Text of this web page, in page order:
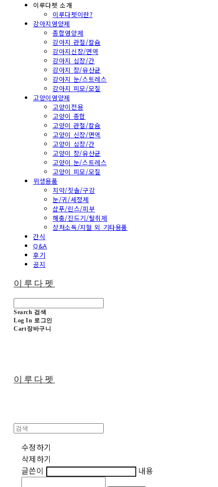
이루다펫 소개
이루다펫이란?
강아지영양제
종합영양제
강아지 관절/칼슘
강아지신장/면역
강아지 심장/간
강아지 장/유산균
강아지 눈/스트레스
강아지 피모/모질
고양이영양제
고양이전용
고양이 종합
고양이 관절/칼슘
고양이 신장/면역
고양이 심장/간
고양이 장/유산균
고양이 눈/스트레스
고양이 피모/모질
위생용품
치약/칫솔/구강
눈/귀/세정제
샴푸/린스/피부
해충/진드기/탈취제
상처소독/지혈 외 기타용품
간식
Q&A
후기
공지
이루다펫
Search 검색
Log In 로그인
Cart장바구니
이루다펫
수정하기
삭제하기
글쓴이
내용